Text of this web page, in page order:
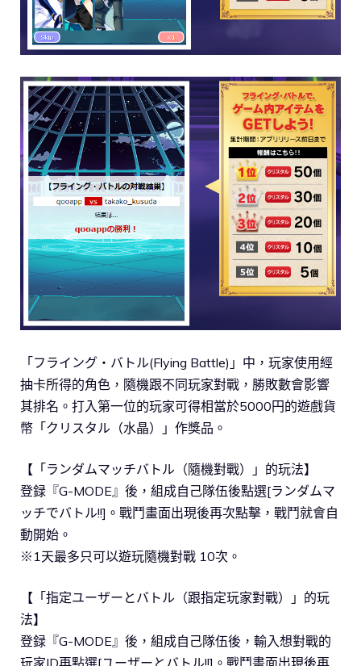
「フライング・バトル(Flying Battle)」中，玩家使用經
抽卡所得的角色，隨機跟不同玩家對戰，勝敗數會影響
其排名。打入第一位的玩家可得相當於5000円的遊戲貨
幣「クリスタル（水晶）」作獎品。
【「ランダムマッチバトル（隨機對戰）」的玩法】
登録『G-MODE』後，組成自己隊伍後點選[ランダムマ
ッチでバトル!!]。戰鬥畫面出現後再次點擊，戰鬥就會自
動開始。
※1天最多只可以遊玩隨機對戰 10次。
【「指定ユーザーとバトル（跟指定玩家對戰）」的玩
法】
登録『G-MODE』後，組成自己隊伍後，輸入想對戰的
玩家ID再點選[ユーザーとバトル!!]。戰鬥畫面出現後再